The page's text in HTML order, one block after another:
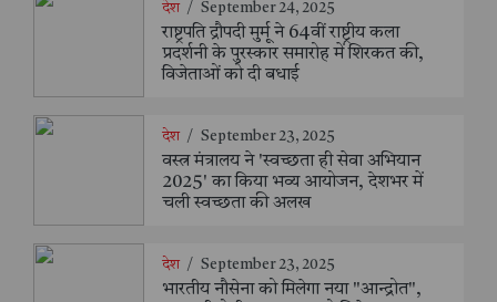
देश / September 24, 2025
राष्ट्रपति द्रौपदी मुर्मू ने 64वीं राष्ट्रीय कला
प्रदर्शनी के पुरस्कार समारोह में शिरकत की,
विजेताओं को दी बधाई
देश / September 23, 2025
वस्त्र मंत्रालय ने 'स्वच्छता ही सेवा अभियान
2025' का किया भव्य आयोजन, देशभर में
चली स्वच्छता की अलख
देश / September 23, 2025
भारतीय नौसेना को मिलेगा नया "आन्द्रोत",